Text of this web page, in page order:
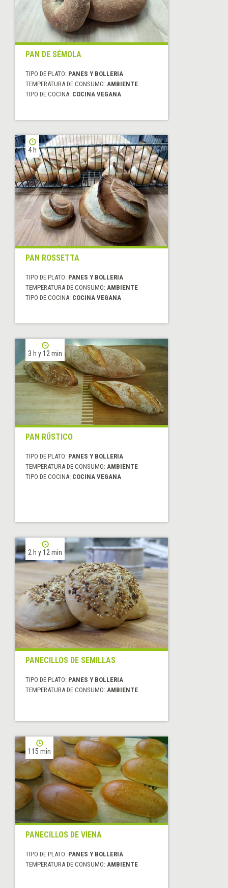
PAN DE SÉMOLA
TIPO DE PLATO: PANES Y BOLLERIA
TEMPERATURA DE CONSUMO: AMBIENTE
TIPO DE COCINA: COCINA VEGANA
4 h
PAN ROSSETTA
TIPO DE PLATO: PANES Y BOLLERIA
TEMPERATURA DE CONSUMO: AMBIENTE
TIPO DE COCINA: COCINA VEGANA
3 h y 12 min
PAN RÚSTICO
TIPO DE PLATO: PANES Y BOLLERIA
TEMPERATURA DE CONSUMO: AMBIENTE
TIPO DE COCINA: COCINA VEGANA
2 h y 12 min
PANECILLOS DE SEMILLAS
TIPO DE PLATO: PANES Y BOLLERIA
TEMPERATURA DE CONSUMO: AMBIENTE
115 min
PANECILLOS DE VIENA
TIPO DE PLATO: PANES Y BOLLERIA
TEMPERATURA DE CONSUMO: AMBIENTE